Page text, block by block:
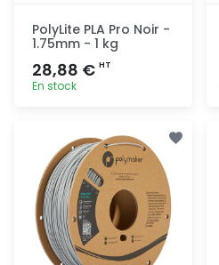
PolyLite PLA Pro Noir -
1.75mm - 1 kg
28,88 € HT
En stock
rapide